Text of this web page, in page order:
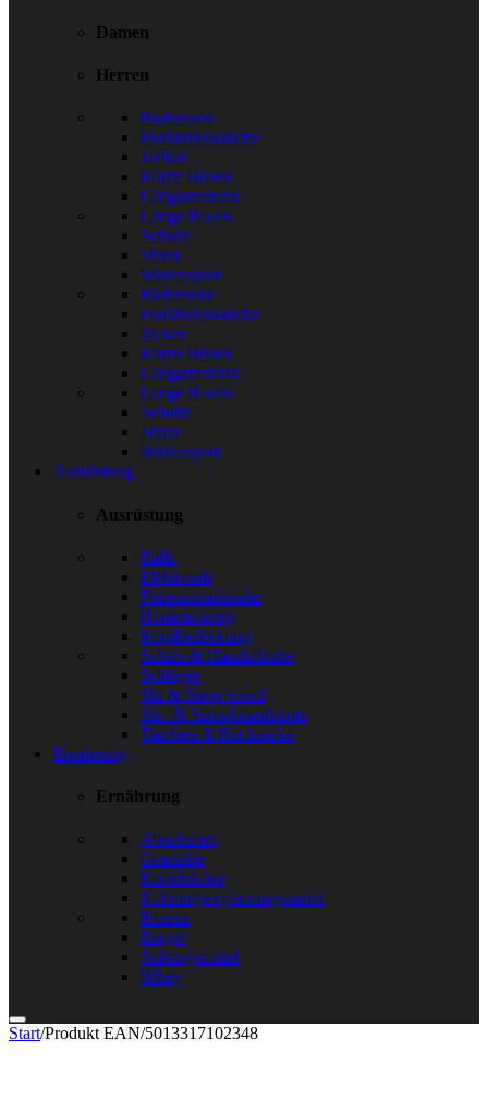
Damen
Herren
Bademode
Funktionswäsche
Jacken
Kurze Hosen
Langarmshirts
Lange Hosen
Schuhe
Shirts
Wintersport
Bademode
Funktionswäsche
Jacken
Kurze Hosen
Langarmshirts
Lange Hosen
Schuhe
Shirts
Wintersport
Ausrüstung
Ausrüstung
Bälle
Elektronik
Fitnessarmbänder
Hometraining
Kopfbedeckung
Schals & Handschuhe
Schläger
Ski & Snowboard
Ski- & Snowboardboots
Taschen & Rucksäcke
Ernährung
Ernährung
Abnehmen
Getränke
Kochbücher
Nahrungsergänzungsmittel
Protein
Riegel
Süßungsmittel
Whey
Start/Produkt EAN/5013317102348